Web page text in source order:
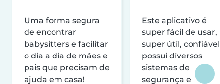
Uma forma segura
de encontrar
babysitters e facilitar
o dia a dia de mães e
pais que precisam de
ajuda em casa!
Este aplicativo é
super fácil de usar,
super útil,
possui diversos
sistemas de
segurança e